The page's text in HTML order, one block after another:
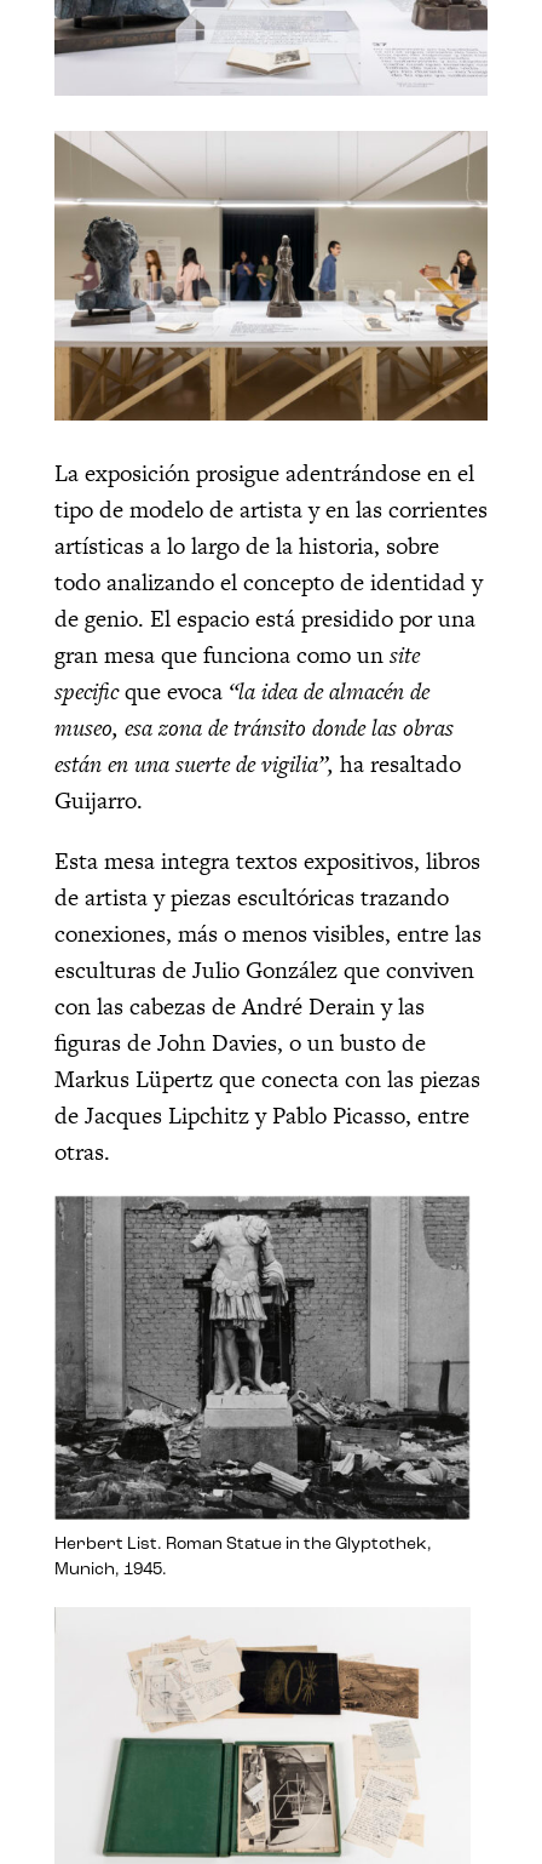
La exposición prosigue adentrándose en el
tipo de modelo de artista y en las corrientes
artísticas a lo largo de la historia, sobre
todo analizando el concepto de identidad y
de genio. El espacio está presidido por una
gran mesa que funciona como unsite
specificque evoca“la idea de almacén de
museo, esa zona de tránsito donde las obras
están en una suerte de vigilia”, ha resaltado
Guijarro.
Esta mesa integra textos expositivos, libros
de artista y piezas escultóricas trazando
conexiones, más o menos visibles, entre las
esculturas de Julio González que conviven
con las cabezas de André Derain y las
figuras de John Davies, o un busto de
Markus Lüpertz que conecta con las piezas
de Jacques Lipchitz y Pablo Picasso, entre
otras.
Herbert List. Roman Statue in the Glyptothek,
Munich, 1945.